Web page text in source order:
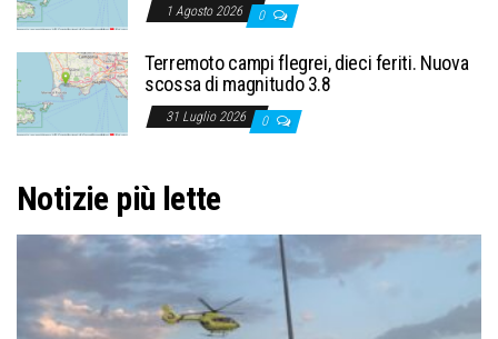
1 Agosto 2026 0
Terremoto campi flegrei, dieci feriti. Nuova
scossa di magnitudo 3.8
31 Luglio 2026 0
Notizie più lette